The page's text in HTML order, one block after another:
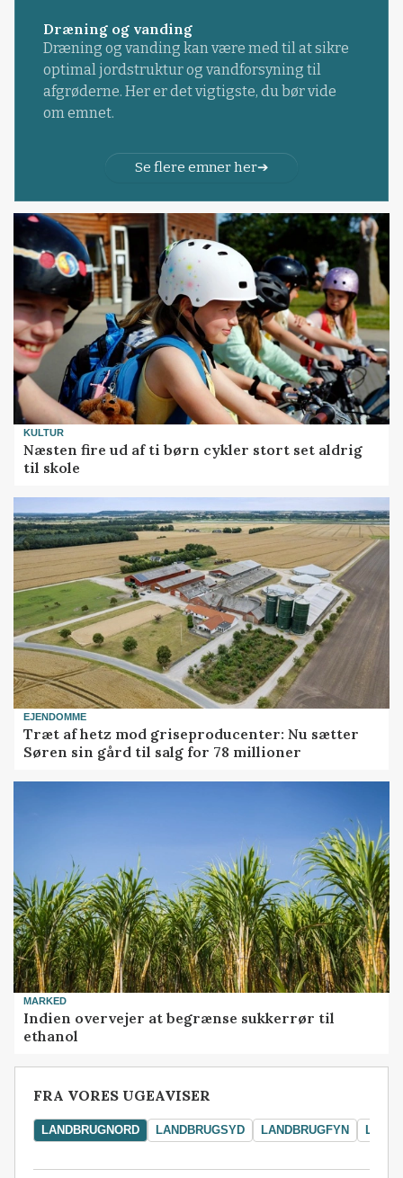
Dræning og vanding
Dræning og vanding kan være med til at sikre
optimal jordstruktur og vandforsyning til
afgrøderne. Her er det vigtigste, du bør vide
om emnet.
Se flere emner her
KULTUR
Næsten fire ud af ti børn cykler stort set aldrig
til skole
EJENDOMME
Træt af hetz mod griseproducenter: Nu sætter
Søren sin gård til salg for 78 millioner
MARKED
Indien overvejer at begrænse sukkerrør til
ethanol
FRA VORES UGEAVISER
LANDBRUGNORD LANDBRUGSYD LANDBRUGFYN